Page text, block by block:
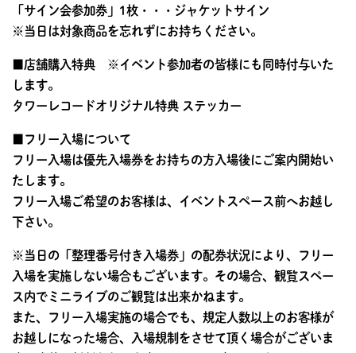
「サイン会参加券」1枚・・・ジャケットサイン
※当日は対象商品を忘れずにお持ちください。
■店舗購入特典 ※イベント参加者の皆様にも同時付与いた
します。
タワーレコードオリジナル特典 ステッカー
■フリー入場について
フリー入場は優先入場券をお持ちの方入場後にご案内開始い
たします。
フリー入場ご希望のお客様は、イベントスペース前へお越し
下さい。
※当日の「整理番号付き入場券」の配券状況により、フリー
入場を実施しない場合もございます。その場合、観覧スペー
ス内でミニライブのご観覧は出来かねます。
また、フリー入場実施の場合でも、規定人数以上のお客様が
お越しになった場合、入場規制をさせて頂く場合がございま